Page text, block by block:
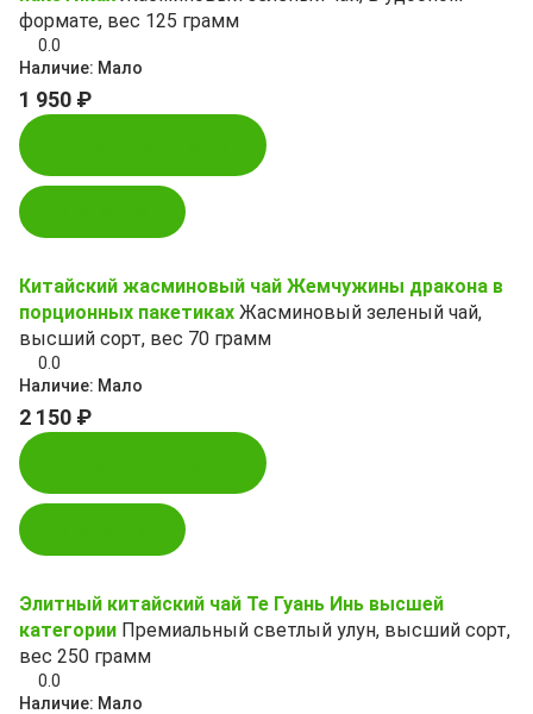
формате, вес 125 грамм
0.0
Наличие: Мало
1 950 ₽
Китайский жасминовый чай Жемчужины дракона в
порционных пакетиках Жасминовый зеленый чай,
высший сорт, вес 70 грамм
0.0
Наличие: Мало
2 150 ₽
Элитный китайский чай Те Гуань Инь высшей
категории Премиальный светлый улун, высший сорт,
вес 250 грамм
0.0
Наличие: Мало